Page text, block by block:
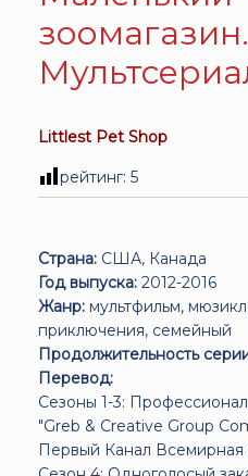
зоомагазин.
Littlest Pet Shop
рейтинг: 5
Страна: США, Канада
Год выпуска: 2012-2016
Жанр: мультфильм,
приключения, семейный
Продолжительность
Перевод:
Сезоны 1-3:
"Greb & Creative Group
Первый Канал Всемирная